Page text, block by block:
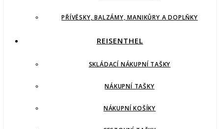
PŘÍVĚSKY, BALZÁMY, MANIKŮRY A DOPLŇKY
REISENTHEL
SKLÁDACÍ NÁKUPNÍ TAŠKY
NÁKUPNÍ TAŠKY
NÁKUPNÍ KOŠÍKY